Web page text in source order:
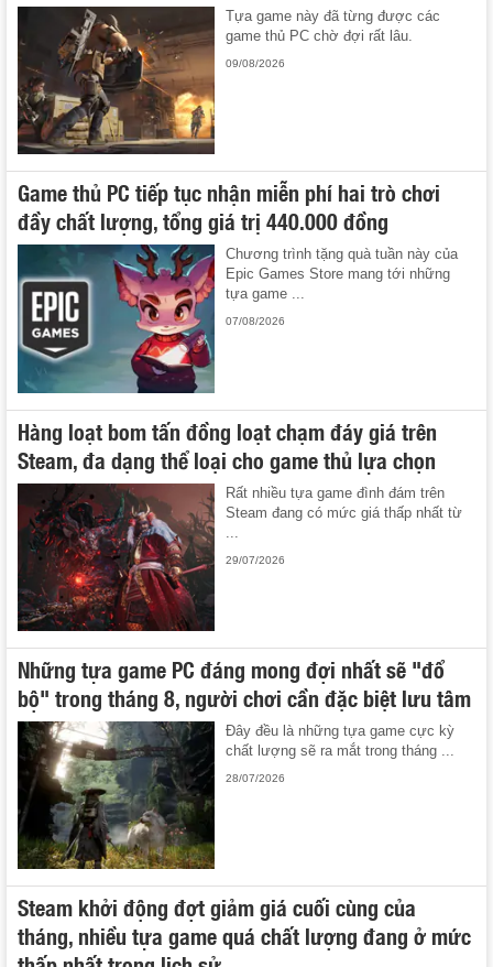
Tựa game này đã từng được các
game thủ PC chờ đợi rất lâu.
09/08/2026
Game thủ PC tiếp tục nhận miễn phí hai trò chơi
đầy chất lượng, tổng giá trị 440.000 đồng
Chương trình tặng quà tuần này của
Epic Games Store mang tới những
tựa game ...
07/08/2026
Hàng loạt bom tấn đồng loạt chạm đáy giá trên
Steam, đa dạng thể loại cho game thủ lựa chọn
Rất nhiều tựa game đình đám trên
Steam đang có mức giá thấp nhất từ
29/07/2026
Những tựa game PC đáng mong đợi nhất sẽ "đổ
bộ" trong tháng 8, người chơi cần đặc biệt lưu tâm
Đây đều là những tựa game cực kỳ
chất lượng sẽ ra mắt trong tháng ...
28/07/2026
Steam khởi động đợt giảm giá cuối cùng của
tháng, nhiều tựa game quá chất lượng đang ở mức